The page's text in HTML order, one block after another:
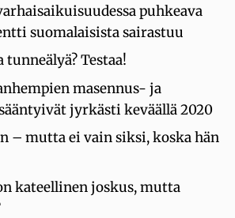
puhkeava
suomalaisista sairastuu
Testaa!
masennus- ja
jyrkästi keväällä 2020
– mutta ei vain siksi, koska hän
kateellinen joskus, mutta